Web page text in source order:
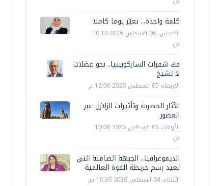
كلمة واحدة... تغيّر يوما كاملا
الخميس، 06 اغسطس 2026 10:10
ص
فك شفرات الساركوبينيا.. نحو عضلات
لا تشيخ
الأربعاء، 05 اغسطس 2026 12:00 م
الآثار المصرية وتأثيرات الزلازل عبر
العصور
الأربعاء، 05 اغسطس 2026 10:00
ص
الديموغرافيا.. الجبهة الصامتة التي
تعيد رسم خريطة القوة العالمية
الثلاثاء، 04 اغسطس 2026 10:36 ص